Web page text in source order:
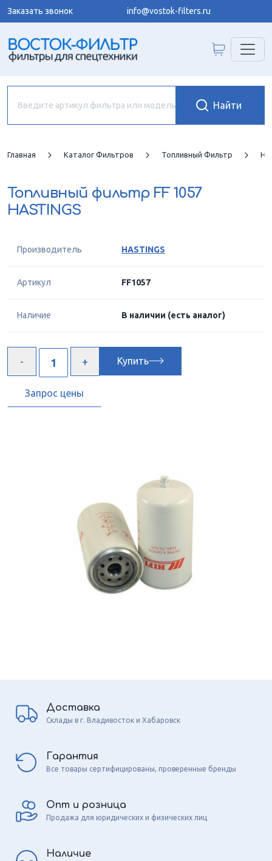
Заказать звонок info@vostok-filters.ru
Главная Каталог Фильтров Топливный Фильтр
Топливный фильтр FF 1057
HASTINGS
Производитель HASTINGS
Артикул FF1057
Наличие В наличии (есть аналог)
Купить
Запрос цены
Доставка
Склады в г. Владивосток и Хабаровск
Гарантия
Все товары сертифицированы, проверенные бренды
Опт и розница
Продажа для юридических и физических лиц
Наличие